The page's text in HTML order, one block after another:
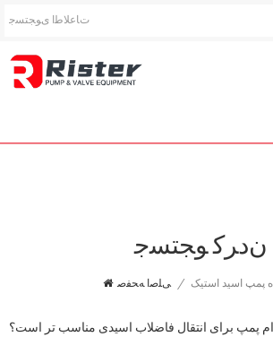
ﻥﺩﺮﮐ ﻮﺠﺘﺴﺟ
ﯽﻠﺻﺍ ﻪﺤﻔﺻ / پمپ اسید استیک
پمپ برای انتقال فاضلاب اسیدی مناسب تر است؟